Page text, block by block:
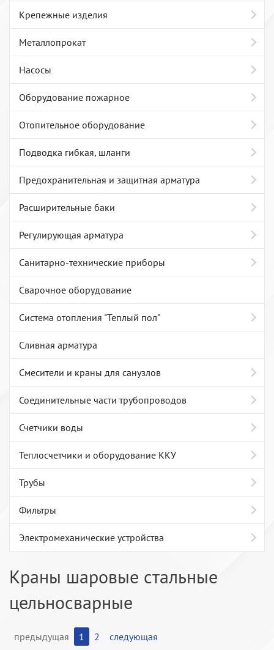
Крепежные изделия
Металлопрокат
Насосы
Оборудование пожарное
Отопительное оборудование
Подводка гибкая, шланги
Предохранительная и защитная арматура
Расширительные баки
Регулирующая арматура
Санитарно-технические приборы
Сварочное оборудование
Система отопления "Теплый пол"
Сливная арматура
Смесители и краны для санузлов
Соединительные части трубопроводов
Счетчики воды
Теплосчетчики и оборудование ККУ
Трубы
Фильтры
Электромеханические устройства
Краны шаровые стальные
цельносварные
предыдущая 1 2 следующая